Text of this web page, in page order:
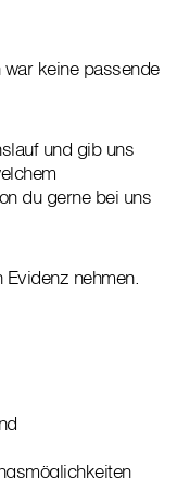
keine passende
und gib uns
du gerne bei uns
nehmen.